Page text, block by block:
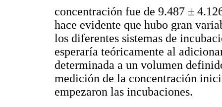
concentración fue de 9.487 ±
hace evidente que hubo gran
los diferentes sistemas de
esperaría teóricamente al
determinada a un volumen
medición de la concentración
empezaron las incubaciones.